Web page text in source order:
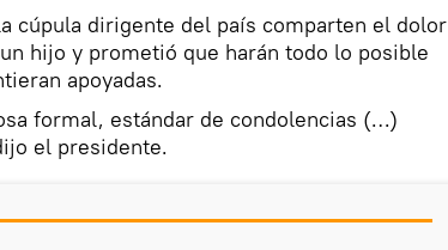
cúpula dirigente del país comparten el dolor
hijo y prometió que harán todo lo posible
apoyadas.
formal, estándar de condolencias (…)
el presidente.